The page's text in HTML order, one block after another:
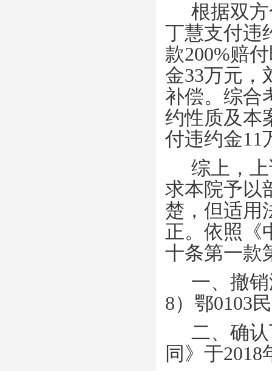
根据双
丁慧支付违
款200%赔
金33万元，
补偿。综合
约性质及本
付违约金11
综上，
求本院予以
楚，但适用
正。依照《
十条第一款
一、撤
8）鄂0103
二、确
同》于2018